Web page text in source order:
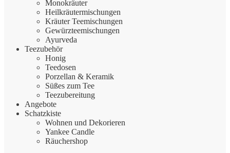
Monokräuter
Heilkräutermischungen
Kräuter Teemischungen
Gewürzteemischungen
Ayurveda
Teezubehör
Honig
Teedosen
Porzellan & Keramik
Süßes zum Tee
Teezubereitung
Angebote
Schatzkiste
Wohnen und Dekorieren
Yankee Candle
Räuchershop